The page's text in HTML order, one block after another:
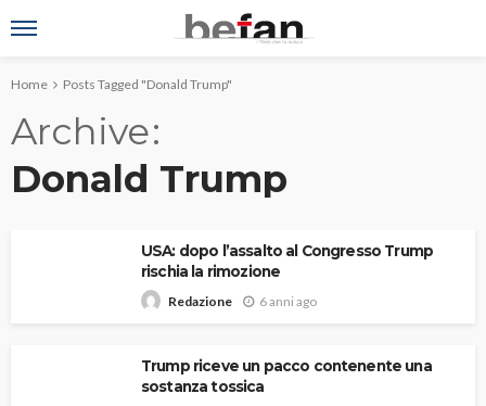
Home Posts Tagged "Donald Trump"
Archive
Donald Trump
USA: dopo l’assalto al Congresso Trump
rischia la rimozione
Redazione 6 anni ago
Trump riceve un pacco contenente una
sostanza tossica